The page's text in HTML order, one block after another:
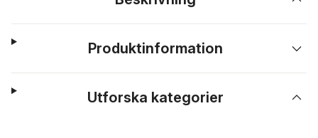
Produktinformation
Utforska kategorier